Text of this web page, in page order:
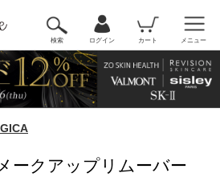
検索 ログイン カート メニュー
ークアップリムーバー